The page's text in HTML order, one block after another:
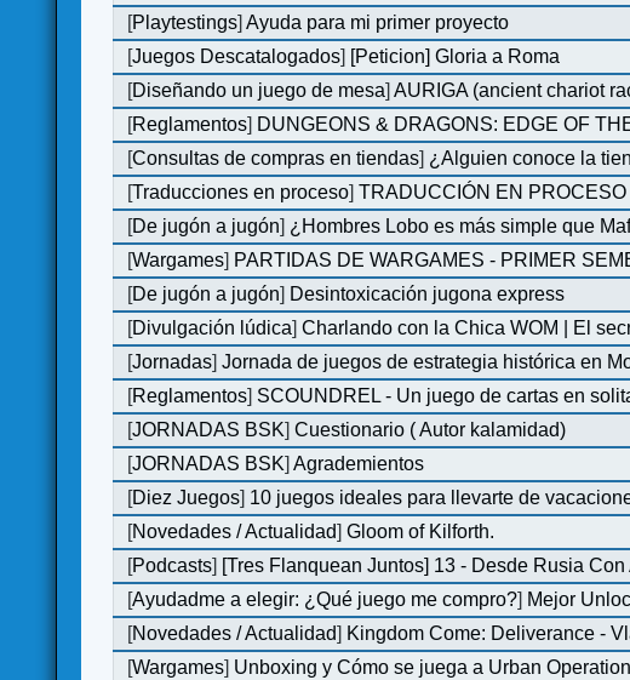
[Playtestings]Ayuda para mi primer proyecto
[Juegos Descatalogados] [Peticion] Gloria a Roma
[Diseñando un juego de mesa]AURIGA (ancient chariot
[Reglamentos] DUNGEONS & DRAGONS: EDGE OF
[Consultas de compras en tiendas] ¿Alguien conoce la
[Traducciones en proceso]TRADUCCIÓN EN
[De jugón a jugón] ¿Hombres Lobo es más simple que
[Wargames] PARTIDAS DE WARGAMES - PRIMER
[De jugón a jugón] Desintoxicación jugona express
[Divulgación lúdica]Charlando con la Chica WOM | El
[Jornadas]Jornada de juegos de estrategia histórica en
[Reglamentos] SCOUNDREL - Un juego de cartas en
[JORNADAS BSK]Cuestionario ( Autor kalamidad)
[JORNADAS BSK]Agrademientos
[Diez Juegos] 10 juegos ideales para llevarte de
[Novedades / Actualidad]Gloom of Kilforth.
[Podcasts] [Tres Flanquean Juntos] 13 - Desde Rusia Con
[Ayudadme a elegir: ¿Qué juego me compro?] Mejor
[Novedades / Actualidad] Kingdom Come: Deliverance -
[Wargames] Unboxing y Cómo se juega a Urban